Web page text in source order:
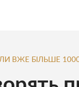
ВЖЕ БІЛЬШЕ 1000